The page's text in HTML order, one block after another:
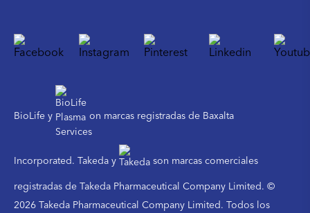
BioLife y on marcas registradas de Baxalta
Incorporated. Takeda y son marcas comerciales
registradas de Takeda Pharmaceutical Company Limited. ©
2026 Takeda Pharmaceutical Company Limited. Todos los